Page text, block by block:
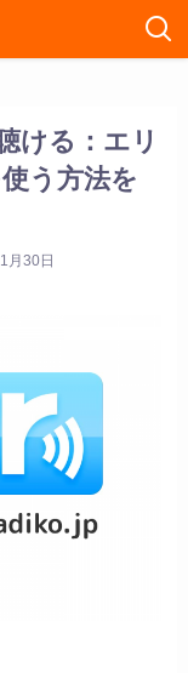
ける：エリ
う方法を
月30日